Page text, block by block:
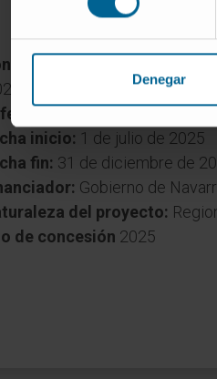
Denegar
2028
inicio: 1 de julio de 2025
fin: 31 de diciembre de
Gobierno de
del proyecto:
de concesión 2025